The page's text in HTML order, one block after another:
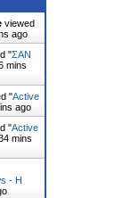
viewed
ago
"ΣΑΝ
mins
"Active
ago
"Active
mins
- Η